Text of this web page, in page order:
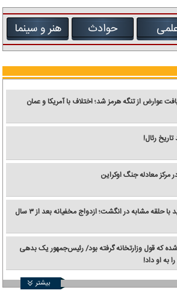
حوادث هنر و سینما
عوارض از تنگه هرمز شد؛ اختلاف با آمریکا و عمان
رئال!
معادله جنگ اوکراین
بردلی کوپر و جیجی حدید با حلقه‌ مشابه در انگشت؛ ازدواج مخفیانه بعد از ۳ سال
که قول وزارتخانه گرفته بود/ رئیس‌جمهور یک بدهی
به او داد!
بیشتر